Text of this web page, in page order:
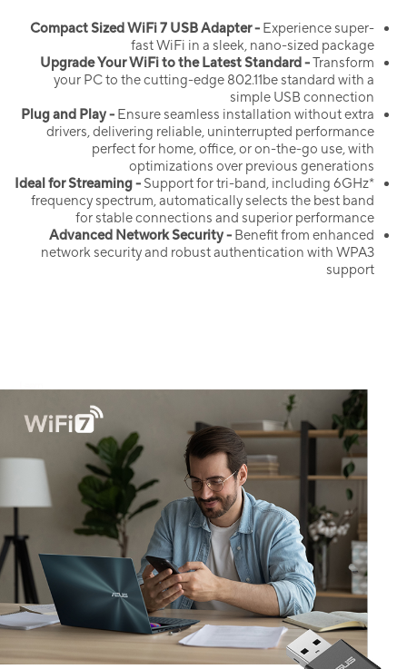
Compact SizedWiFi7 USB Adapter - Experience super-
fast WiFi in a sleek, nano-sized package
Upgrade YourWiFito the Latest Standard -Transform
your PC to the cutting-edge 802.11be standard with a
simple USB connection
Plug and Play - Ensure seamless installation without extra
drivers, delivering reliable, uninterrupted performance
perfect for home, office, or on-the-go use, with
optimizations over previous generations
Ideal for Streaming - Support for tri-band, including 6GHz*
frequency spectrum, automatically selects the best band
for stable connections and superior performance
Advanced Network Security - Benefit from enhanced
network security and robust authentication with WPA3
support